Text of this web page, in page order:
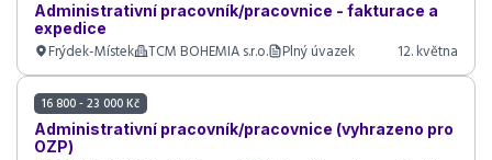
Administrativní pracovník/pracovnice - fakturace a
expedice
Frýdek-Místek TCM BOHEMIA s.r.o. Plný úvazek 12. května
16 800 - 23 000 Kč
Administrativní pracovník/pracovnice (vyhrazeno pro
OZP)